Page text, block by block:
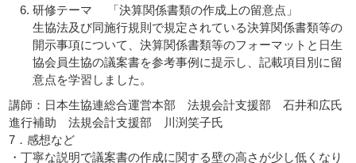
研修テーマ 「決算関係書類の作成上の留意点」
生協法及び同施行規則で規定されている決算関係書類等の
開示事項について、決算関係書類等のフォーマットと日生
協会員生協の議案書を参考事例に提示し、記載項目別に留
意点を学習しました。
講師：日本生協連総合運営本部 法規会計支援部 石井和広氏
進行補助 法規会計支援部 川渕笑子氏
7．感想など
・丁寧な説明で議案書の作成に関する壁の高さが少し低くなり